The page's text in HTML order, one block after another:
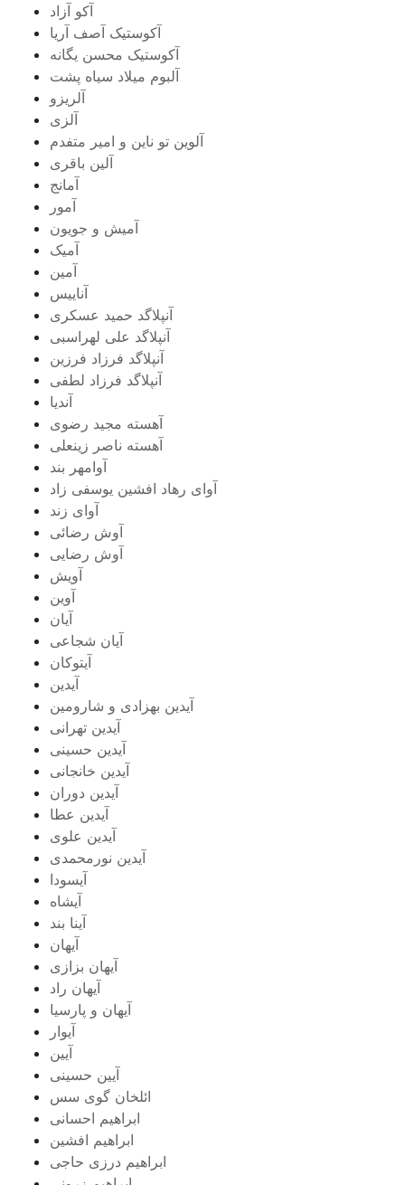
آکو آزاد
آکوستیک آصف آریا
آکوستیک محسن یگانه
آلبوم میلاد سیاه پشت
آلریزو
آلزی
آلوین تو ناین و امیر متفدم
آلین باقری
آمانج
آمور
آمیش و جویون
آمیک
آمین
آناییس
آنپلاگد حمید عسکری
آنپلاگد علی لهراسبی
آنپلاگد فرزاد فرزین
آنپلاگد فرزاد لطفی
آندیا
آهسته مجید رضوی
آهسته ناصر زینعلی
آوامهر بند
آوای رهاد افشین یوسفی زاد
آوای زند
آوش رضائی
آوش رضایی
آویش
آوین
آیان
آیان شجاعی
آیتوکان
آیدین
آیدین بهزادی و شارومین
آیدین تهرانی
آیدین حسینی
آیدین خانجانی
آیدین دوران
آیدین عطا
آیدین علوی
آیدین نورمحمدی
آیسودا
آیشاه
آینا بند
آیهان
آیهان بزازی
آیهان راد
آیهان و پارسیا
آیوار
آیین
آیین حسینی
ائلخان گوی سس
ابراهیم احسانی
ابراهیم افشین
ابراهیم درزی حاجی